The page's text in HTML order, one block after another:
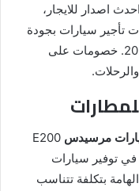
اصدار للايجار،
تأجير سيارات بجودة
عالية، تأجير سيارة مرسيدس موديل 2020. خصومات على
مرسيدس E200
توفير سيارات
بتكلفة تتناسب